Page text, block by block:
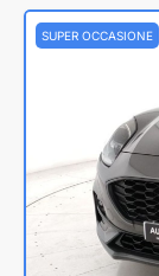
SUPER OCCASIONE